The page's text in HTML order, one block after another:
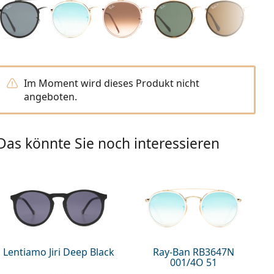
Im Moment wird dieses Produkt nicht
angeboten.
könnte Sie noch interessieren
Lentiamo Jiri Deep Black Ray-Ban RB3647N
001/4O 51